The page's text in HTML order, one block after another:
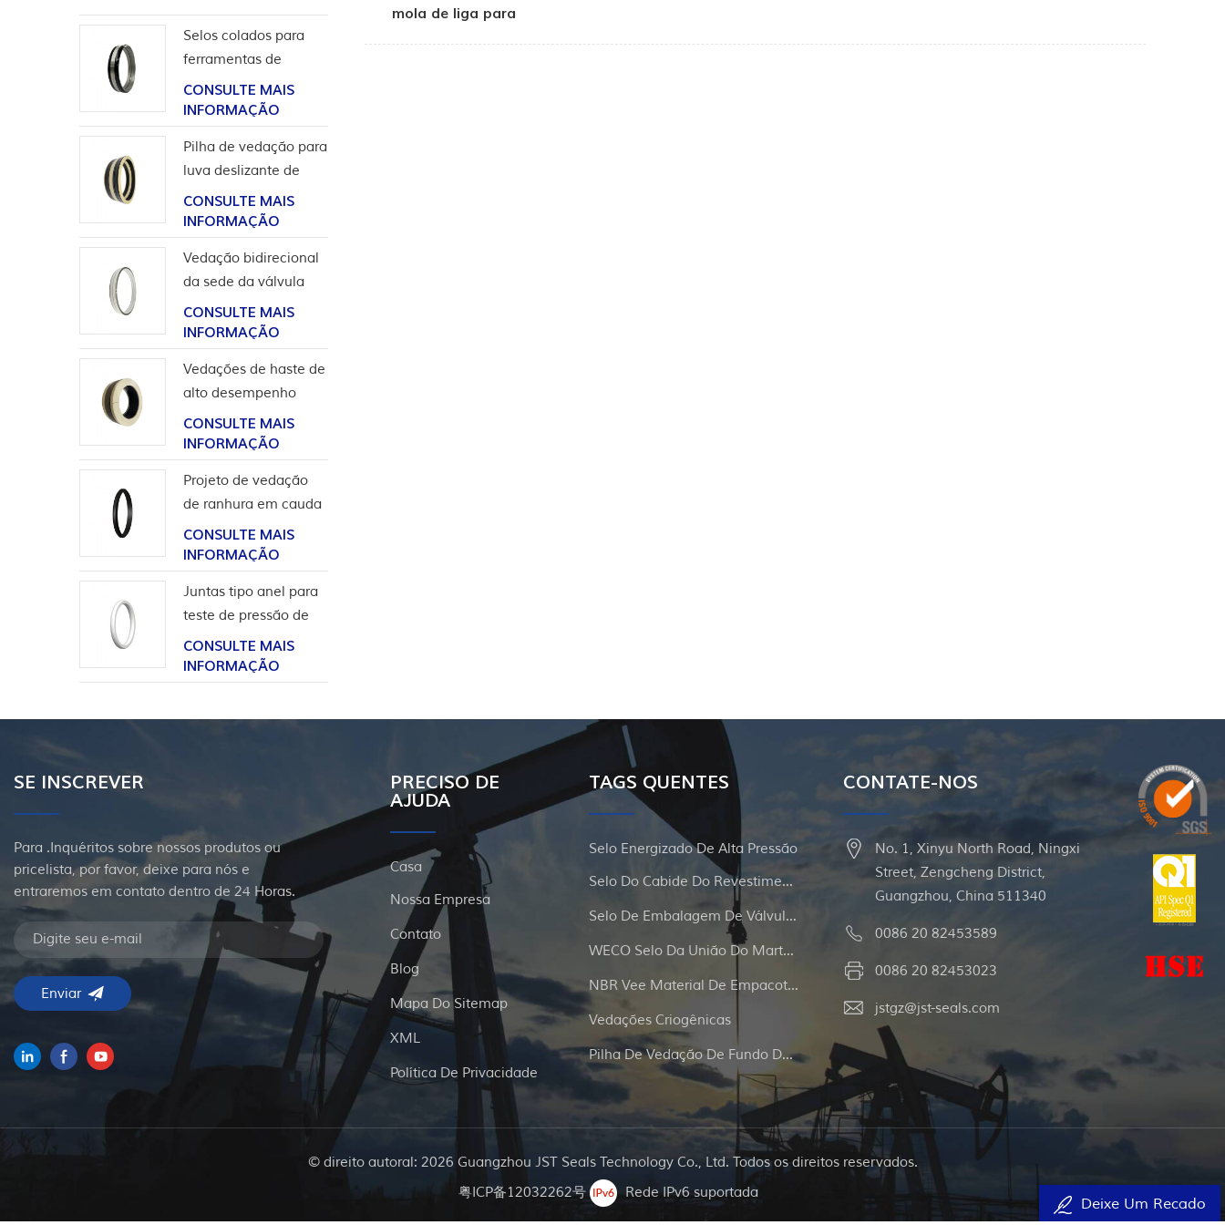
mola de liga para
Selos colados para
ferramentas de
completação
CONSULTE MAIS
INFORMAÇÃO
Pilha de vedação para
luva deslizante de
ferramentas de poço
CONSULTE MAIS
INFORMAÇÃO
Vedação bidirecional
da sede da válvula
esférica de alta
pressão
CONSULTE MAIS
INFORMAÇÃO
Vedações de haste de
alto desempenho
para aplicação em
hidrogênio
CONSULTE MAIS
INFORMAÇÃO
Projeto de vedação
de ranhura em cauda
de andorinha para
revestimento de
cabeça de poço
CONSULTE MAIS
INFORMAÇÃO
Juntas tipo anel para
teste de pressão de
válvula
CONSULTE MAIS
INFORMAÇÃO
SE INSCREVER
Para .Inquéritos sobre nossos produtos ou
pricelista, por favor, deixe para nós e
entraremos em contato dentro de 24 Horas.
PRECISO DE
AJUDA
Casa
Nossa Empresa
Contato
Blog
Mapa Do Sitemap
XML
Política De Privacidade
TAGS QUENTES
Selo Energizado De Alta Pressão
Selo Do Cabide Do Revestimento E Da Tubulação
Selo De Embalagem De Válvula De Portão
WECO Selo Da União Do Martelo
NBR Vee Material De Empacotamento
Vedações Criogênicas
Pilha De Vedação De Fundo De Poço
CONTATE-NOS
No. 1, Xinyu North Road, Ningxi
Street, Zengcheng District,
Guangzhou, China 511340
0086 20 82453589
0086 20 82453023
jstgz@jst-seals.com
© direito autoral: 2026 Guangzhou JST Seals Technology Co., Ltd. Todos os direitos reservados.
粤ICP备12032262号
Rede IPv6 suportada
Deixe Um Recado